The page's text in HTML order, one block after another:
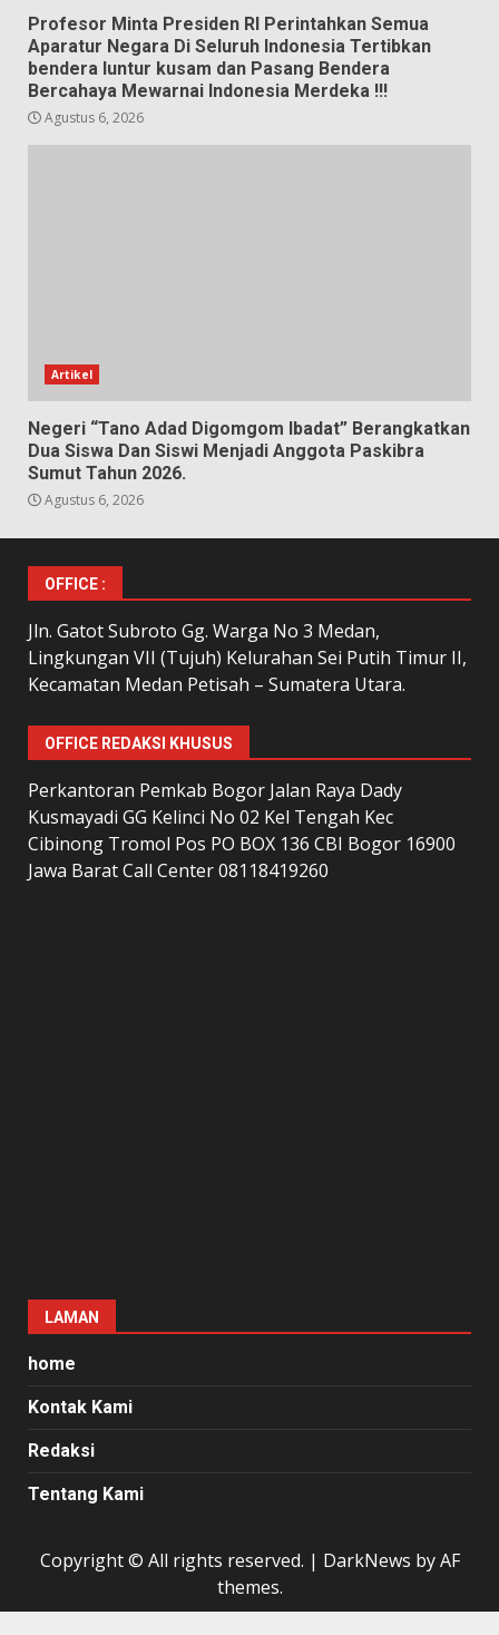
Profesor Minta Presiden RI Perintahkan Semua
Aparatur Negara Di Seluruh Indonesia Tertibkan
bendera luntur kusam dan Pasang Bendera
Bercahaya Mewarnai Indonesia Merdeka !!!
Agustus 6, 2026
Artikel
Negeri “Tano Adad Digomgom Ibadat” Berangkatkan
Dua Siswa Dan Siswi Menjadi Anggota Paskibra
Sumut Tahun 2026.
Agustus 6, 2026
OFFICE :
Jln. Gatot Subroto Gg. Warga No 3 Medan,
Lingkungan VII (Tujuh) Kelurahan Sei Putih Timur II,
Kecamatan Medan Petisah – Sumatera Utara.
OFFICE REDAKSI KHUSUS
Perkantoran Pemkab Bogor Jalan Raya Dady
Kusmayadi GG Kelinci No 02 Kel Tengah Kec
Cibinong Tromol Pos PO BOX 136 CBI Bogor 16900
Jawa Barat Call Center 08118419260
LAMAN
home
Kontak Kami
Redaksi
Tentang Kami
Copyright © All rights reserved. | DarkNews by AF
themes.